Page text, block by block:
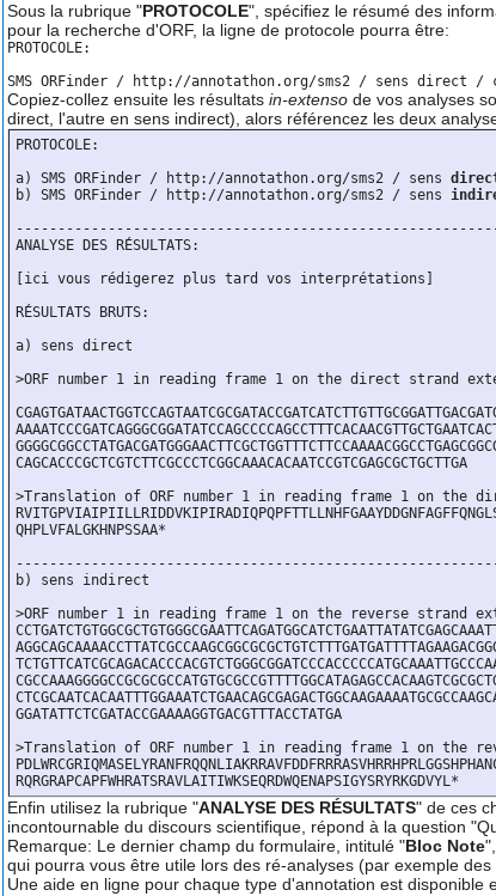
Sous la rubrique "PROTOCOLE", spécifiez le résumé des
pour la recherche d'ORF, la ligne de protocole pourra être:
PROTOCOLE:
Copiez-collez ensuite les résultats in-extenso de vos analyses
direct, l'autre en sens indirect), alors référencez les deux
PROTOCOLE:
a) SMS ORFinder / http://annotathon.org/sms2 / sens
b) SMS ORFinder / http://annotathon.org/sms2 / sens
ANALYSE DES RÉSULTATS:
[ici vous rédigerez plus tard vos interprétations]
RÉSULTATS BRUTS:
a) sens direct
>ORF number 1 in reading frame 1 on the direct strand
CAGCACCCGCTCGTCTTCGCCCTCGGCAAACACAATCCGTCGAGCGCTGCTTGA
>Translation of ORF number 1 in reading frame 1 on the
QHPLVFALGKHNPSSAA*
b) sens indirect
>ORF number 1 in reading frame 1 on the reverse strand
GGATATTCTCGATACCGAAAAGGTGACGTTTACCTATGA
>Translation of ORF number 1 in reading frame 1 on the
Enfin utilisez la rubrique "ANALYSE DES RÉSULTATS" de ces
incontournable du discours scientifique, répond à la question
Remarque: Le dernier champ du formulaire, intitulé "Bloc Note
qui pourra vous être utile lors des ré-analyses (par exemple
Une aide en ligne pour chaque type d'annotation est disponible